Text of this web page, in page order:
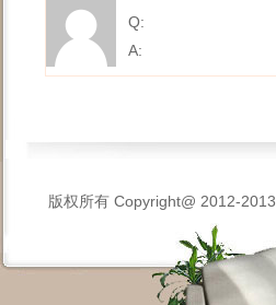
Q:
A:
版权所有 Copyright@ 2012-2013